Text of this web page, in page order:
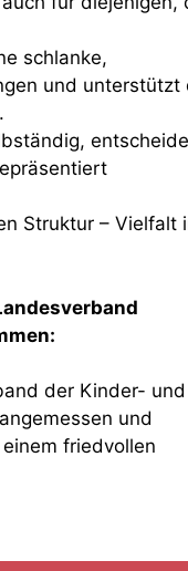
schlanke,
und unterstützt
Struktur – Vielfalt
der Kinder- und
und
friedvollen